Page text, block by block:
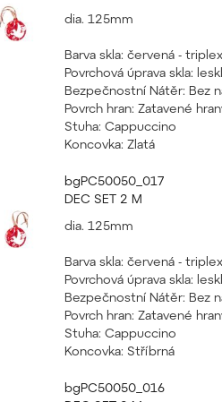
dia. 125mm
Barva skla: červená -
Povrchová úprava skla:
Bezpečnostní Nátěr: Bez
Povrch hran: Zatavené
Stuha: Cappuccino
Koncovka: Zlatá
bgPC50050_017
DEC SET 2 M
dia. 125mm
Barva skla: červená -
Povrchová úprava skla:
Bezpečnostní Nátěr: Bez
Povrch hran: Zatavené
Stuha: Cappuccino
Koncovka: Stříbrná
bgPC50050_016